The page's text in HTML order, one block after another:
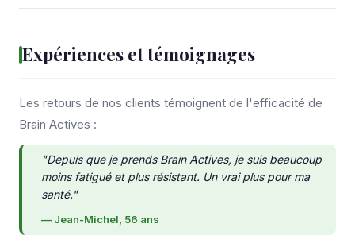
Expériences et témoignages
Les retours de nos clients témoignent de l'efficacité de
Brain Actives :
"Depuis que je prends Brain Actives, je suis beaucoup
moins fatigué et plus résistant. Un vrai plus pour ma
santé."
— Jean-Michel, 56 ans